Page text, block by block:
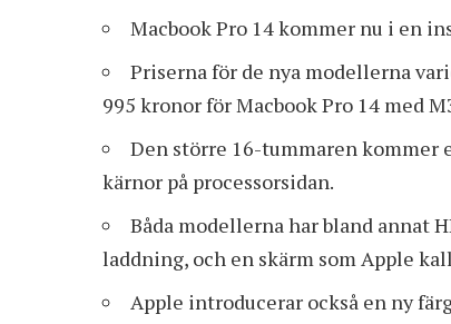
Macbook Pro 14 kommer nu i en
Priserna för de nya modellerna
995 kronor för Macbook Pro 14 med
Den större 16-tummaren kommer
kärnor på processorsidan.
Båda modellerna har bland annat
laddning, och en skärm som Apple
Apple introducerar också en ny